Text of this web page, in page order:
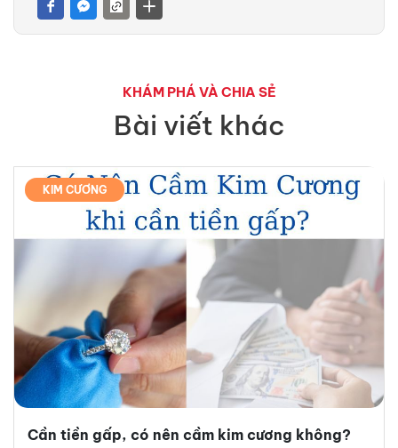
KHÁM PHÁ VÀ CHIA SẺ
Bài viết khác
KIM CƯƠNG
Cần tiền gấp, có nên cầm kim cương không?